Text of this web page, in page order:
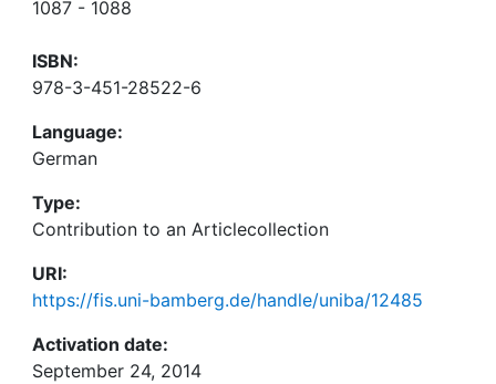
1087 - 1088
ISBN:
978-3-451-28522-6
Language:
German
Type:
Contribution to an Articlecollection
URI:
https://fis.uni-bamberg.de/handle/uniba/12485
Activation date:
September 24, 2014